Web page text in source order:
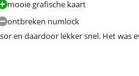
mooie grafische kaart
ontbreken numlock
en daardoor lekker snel. Het was